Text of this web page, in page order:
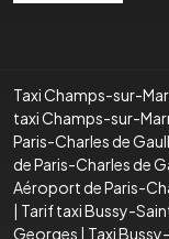
Taxi Champs-sur-
taxi Champs-sur-
Paris-Charles de
de Paris-Charles de
Aéroport de Paris-
| Tarif taxi Bussy-
Georges | Taxi